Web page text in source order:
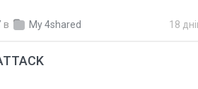
в My 4shared 18